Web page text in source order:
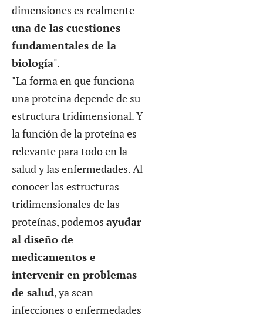
dimensiones es realmente
una de las cuestiones
fundamentales de la
biología".
"La forma en que funciona
una proteína depende de su
estructura tridimensional. Y
la función de la proteína es
relevante para todo en la
salud y las enfermedades. Al
conocer las estructuras
tridimensionales de las
proteínas, podemos ayudar
al diseño de
medicamentos e
intervenir en problemas
de salud, ya sean
infecciones o enfermedades